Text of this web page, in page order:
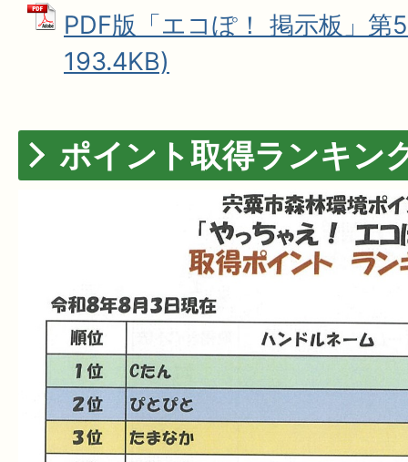
PDF版「エコぽ！ 掲示板」第
193.4KB)
ポイント取得ランキン